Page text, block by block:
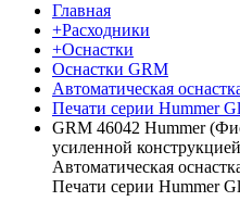
Главная
+Расходники
+Оснастки
Оснастки GRM
Автоматическая
Печати серии Hummer
GRM 46042 Hummer
усиленной
Автоматическая
Печати серии Hummer